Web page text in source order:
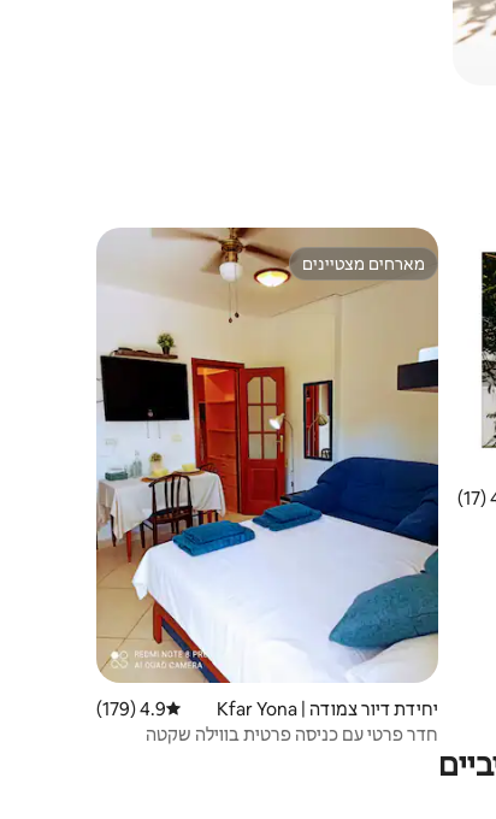
מתוך 5, 17 ביקורות
מארחים מצטיינים
מארחים מצטיינים
יחידת דיור צמודה | Kfar Yona דירוג ממוצע של 4.9 מתוך 5, 179 ביקורות
4.9 (179)
חדר פרטי עם כניסה פרטית בווילה שקטה